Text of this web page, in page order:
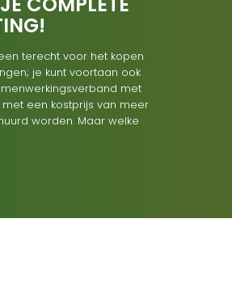
terecht voor het kopen
je kunt voortaan ook
met
een kostprijs van meer
worden. Maar welke